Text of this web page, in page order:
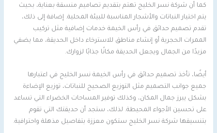
كما أن شركة نسر الخليج تهتم بتقديم تصاميم منسقة بعناية، بحيث
يتم اختيار النباتات والأشجار المناسبة للبيئة المحلية. إضافة إلى ذلك،
تقدم تصميم حدائق في رأس الخيمة خدمات إضافية مثل تركيب
الممرات الحجرية أو إنشاء مناطق للاسترخاء داخل الحديقة، مما يضفي
مزيدًا من الجمال ويجعل الحديقة مكانًا جذابًا لزوارك.
أيضًا، تأخذ تصميم حدائق في رأس الخيمة نسر الخليج في اعتبارها
جميع جوانب التصميم مثل التوزيع الصحيح للنباتات، توزيع الإضاءة
بشكل يبرز جمال المكان، وكذلك توفير المساحات الخضراء التي تساعد
على تحسين الأجواء المحيطة. لذلك، ستجد أن حديقتك التي تقوم
بتنسيقها شركة نسر الخليج ستكون معززة بتفاصيل مذهلة واحترافية.